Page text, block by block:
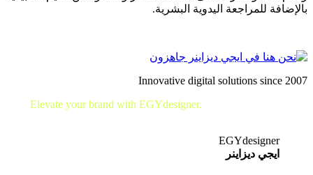
بالإضافة للمراجعة اليدوية البشرية.
Innovative digital solutions since 2007
Elevate your brand with EGYdesigner.
EGYdesigner
ايجي ديزاينر